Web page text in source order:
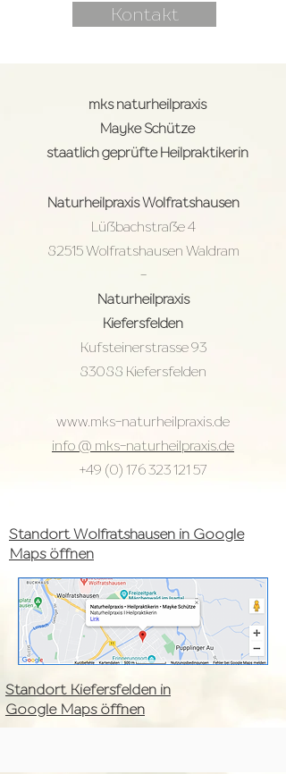
Kontakt
mks naturheilpraxis
Mayke Schütze
staatlich geprüfte Heilpraktikerin
NaturheilpraxisWolfratshausen
Lüßbachstraße 4
82515 Wolfratshausen Waldram
-
Naturheilpraxis
Kiefersfelden
Kufsteinerstrasse 93
83088 Kiefersfelden
www.mks-naturheilpraxis.de
info @ mks-naturheilpraxis.de
+49 (0) 176 323 121 57
Standort Wolfratshausen in Google
Maps öffnen
Standort Kiefersfelden in
Google Maps öffnen